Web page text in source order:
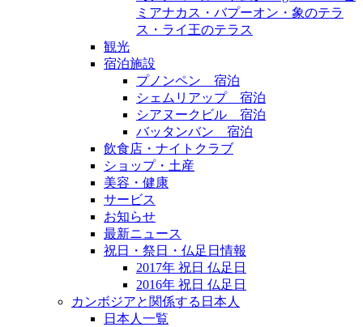
ミアナカス・バプーオン・象のテラ
ス・ライ王のテラス
観光
宿泊施設
プノンペン 宿泊
シェムリアップ 宿泊
シアヌークビル 宿泊
バッタンバン 宿泊
飲食店・ナイトクラブ
ショップ・土産
美容・健康
サービス
お知らせ
最新ニュース
祝日・祭日・仏足日情報
2017年 祝日 仏足日
2016年 祝日 仏足日
カンボジアと関係する日本人
日本人一覧